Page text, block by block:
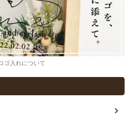
ゴ入れについて